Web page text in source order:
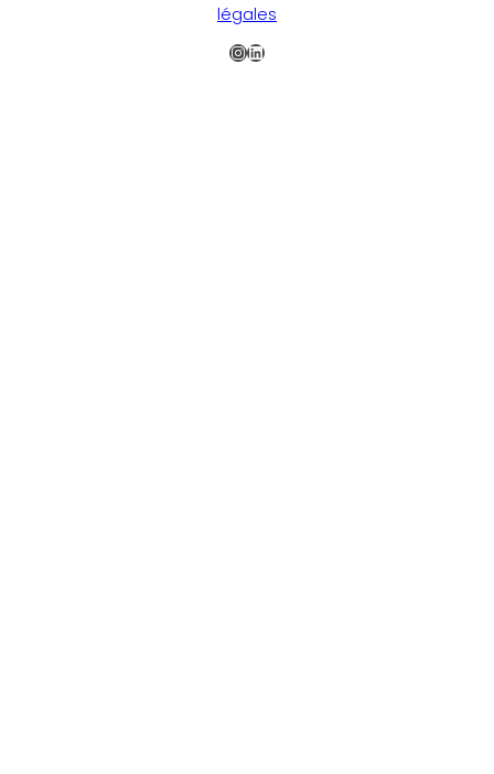
légales
Instagram
LinkedIn